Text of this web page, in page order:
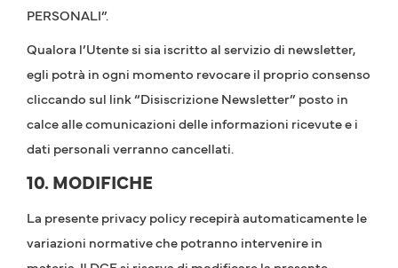
PERSONALI”.
Qualora l’Utente si sia iscritto al servizio di newsletter,
egli potrà in ogni momento revocare il proprio consenso
cliccando sul link “Disiscrizione Newsletter” posto in
calce alle comunicazioni delle informazioni ricevute e i
dati personali verranno cancellati.
10. MODIFICHE
La presente privacy policy recepirà automaticamente le
variazioni normative che potranno intervenire in